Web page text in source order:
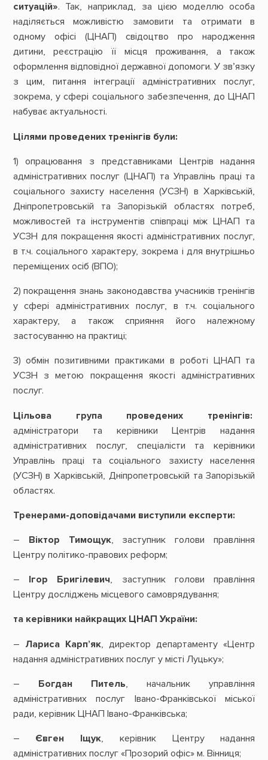
ситуацій». Так, наприклад, за цією моделлю особа
наділяється можливістю замовити та отримати в
одному офісі (ЦНАП) свідоцтво про народження
дитини, реєстрацію її місця проживання, а також
оформлення відповідної державної допомоги. У зв’язку
з цим, питання інтеграції адміністративних послуг,
зокрема, у сфері соціального забезпечення, до ЦНАП
набуває актуальності.
Цілями проведених тренінгів були:
1) опрацювання з представниками Центрів надання
адміністративних послуг (ЦНАП) та Управлінь праці та
соціального захисту населення (УСЗН) в Харківській,
Дніпропетровській та Запорізькій областях потреб,
можливостей та інструментів співпраці між ЦНАП та
УСЗН для покращення якості адміністративних послуг,
в т.ч. соціального характеру, зокрема і для внутрішньо
переміщених осіб (ВПО);
2) покращення знань законодавства учасників тренінгів
у сфері адміністративних послуг, в т.ч. соціального
характеру, а також сприяння його належному
застосуванню на практиці;
3) обмін позитивними практиками в роботі ЦНАП та
УСЗН з метою покращення якості адміністративних
послуг.
Цільова група проведених тренінгів:
адміністратори та керівники Центрів надання
адміністративних послуг, спеціалісти та керівники
Управлінь праці та соціального захисту населення
(УСЗН) в Харківській, Дніпропетровській та Запорізькій
областях.
Тренерами-доповідачами виступили експерти:
– Віктор Тимощук, заступник голови правління
Центру політико-правових реформ;
– Ігор Бригілевич, заступник голови правління
Центру досліджень місцевого самоврядування;
та керівники найкращих ЦНАП України:
– Лариса Карп’як, директор департаменту «Центр
надання адміністративних послуг у місті Луцьку»;
– Богдан Питель, начальник управління
адміністративних послуг Івано-Франківської міської
ради, керівник ЦНАП Івано-Франківська;
– Євген Іщук, керівник Центру надання
адміністративних послуг «Прозорий офіс» м. Вінниця;